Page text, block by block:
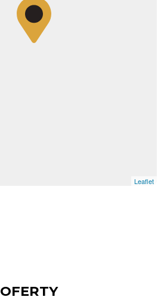
Leaflet
OFERTY